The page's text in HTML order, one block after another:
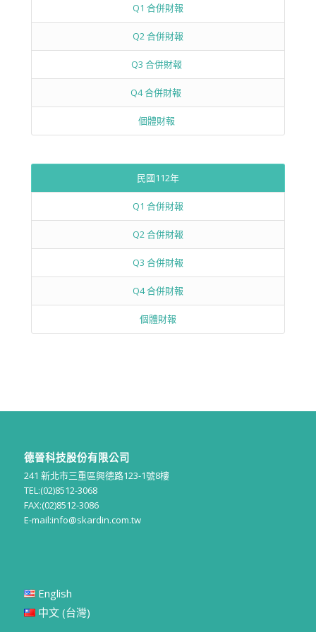
Q1 合併財報
Q2 合併財報
Q3 合併財報
Q4 合併財報
個體財報
民國112年
Q1 合併財報
Q2 合併財報
Q3 合併財報
Q4 合併財報
個體財報
德晉科技股份有限公司
241 新北市三重區興德路123-1號8樓
TEL:(02)8512-3068
FAX:(02)8512-3086
E-mail:info@skardin.com.tw
English
中文 (台灣)